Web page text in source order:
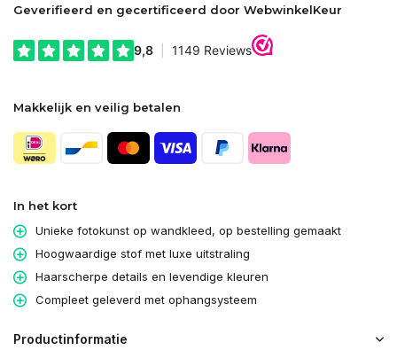
Geverifieerd en gecertificeerd door WebwinkelKeur
Makkelijk en veilig betalen
In het kort
Unieke fotokunst op wandkleed, op bestelling gemaakt
Hoogwaardige stof met luxe uitstraling
Haarscherpe details en levendige kleuren
Compleet geleverd met ophangsysteem
Productinformatie